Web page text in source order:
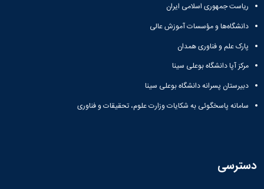
ریاست جمهوری اسلامی ایران
دانشگاه‌ها و مؤسسات آموزش عالی
پارک علم و فناوری همدان
مرکز آپا دانشگاه بوعلی سینا
دبیرستان پسرانه دانشگاه بوعلی سینا
سامانه پاسخگوئی به شکایات وزارت علوم، تحقیقات و فناوری
دسترسی